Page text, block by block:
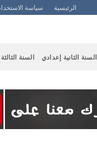
الرئيسية سياسة
السنة الثانية إعدادي السنة